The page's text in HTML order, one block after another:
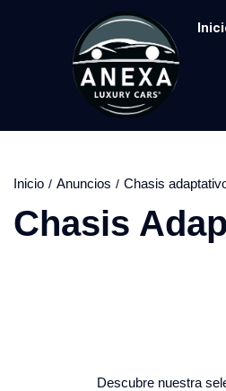
Inicio Anuncios Chasis
Chasis
Descubre nuestra